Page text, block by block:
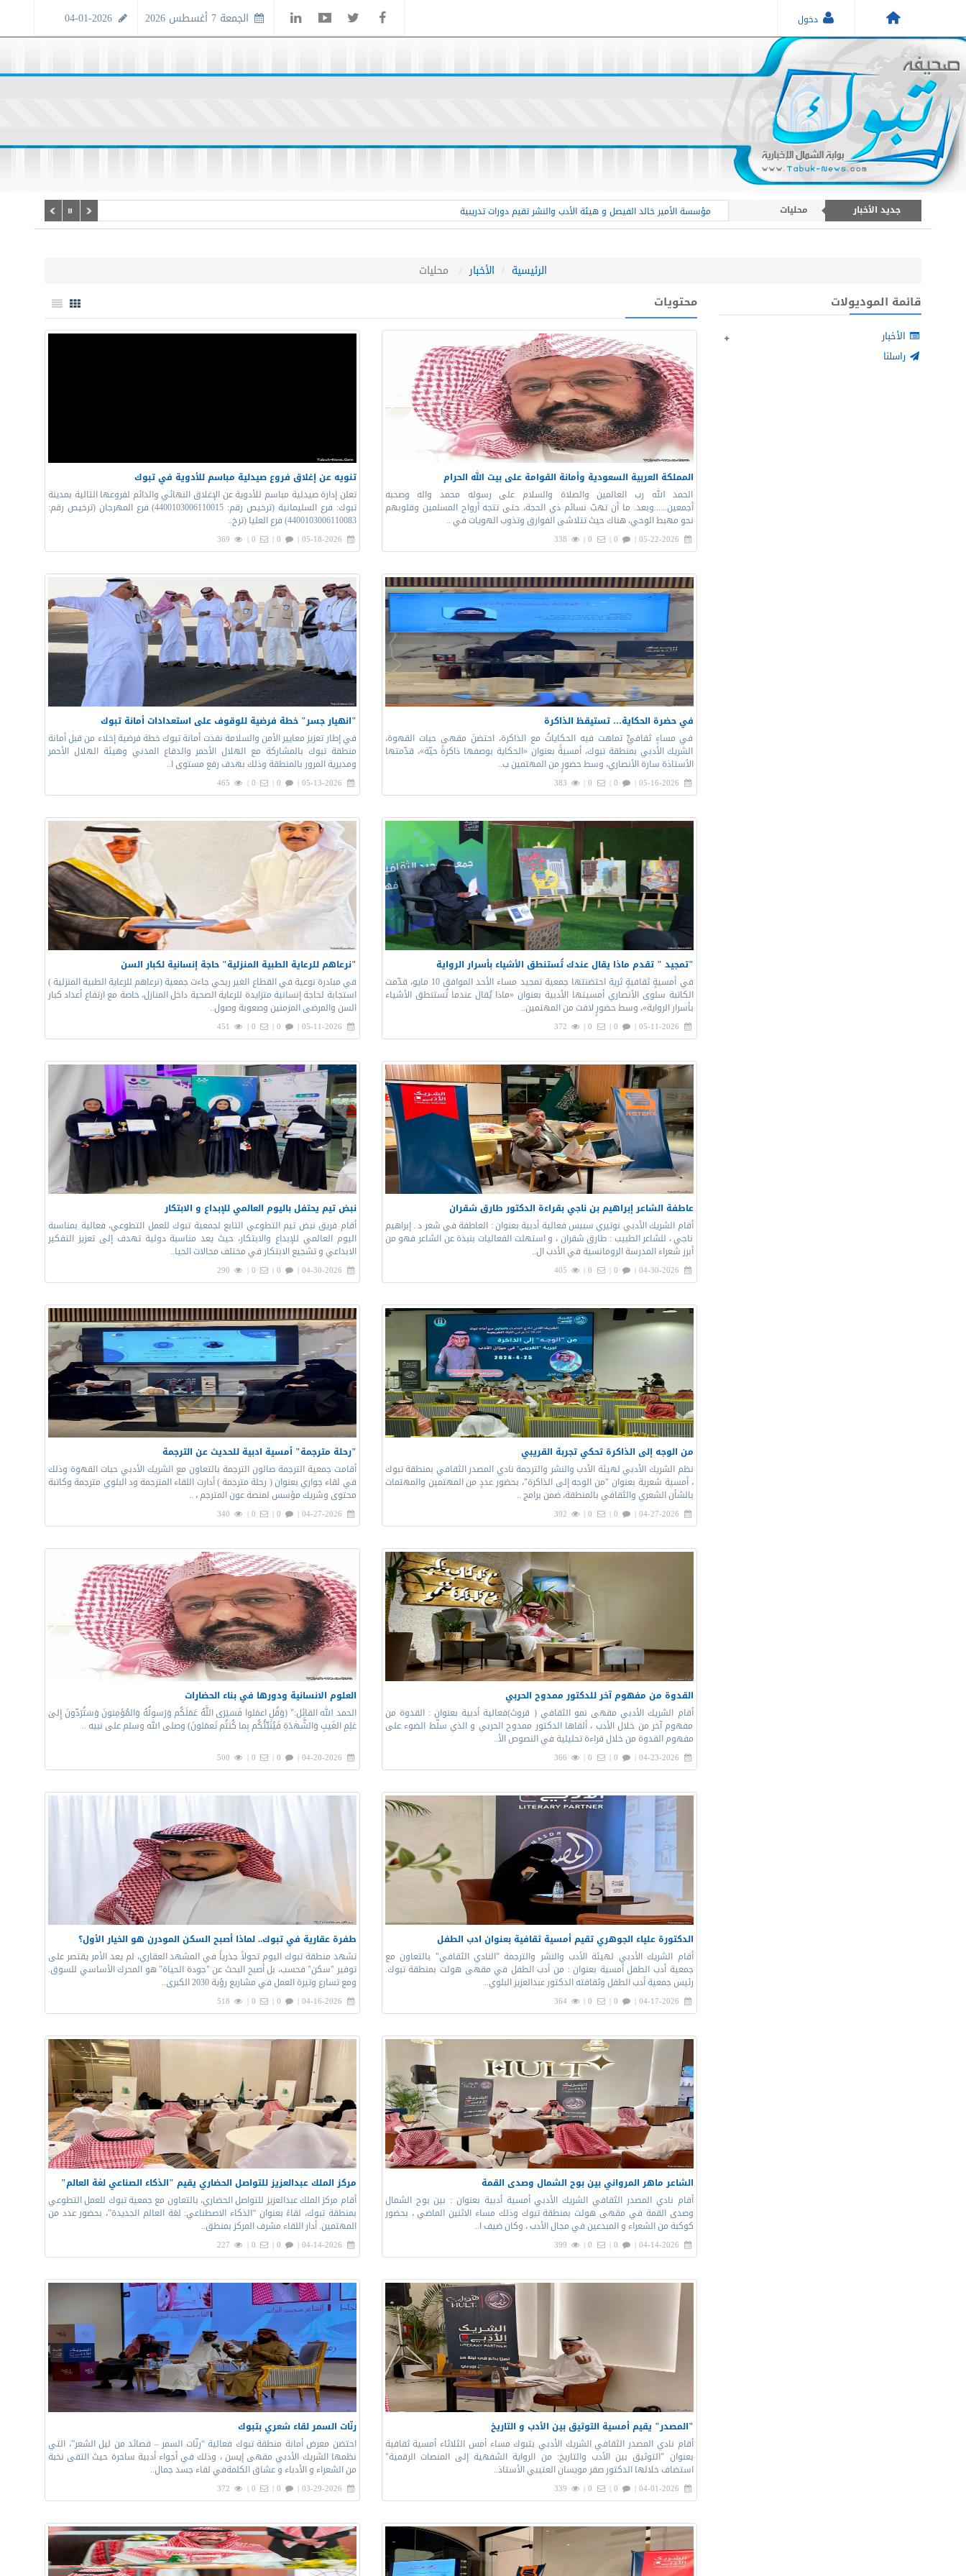
دخول الجمعة 7 أغسطس 2026
جديد الأخبار
أخبار عامة
أخبار منطقة تبوك
محليات
مؤسسة الأمير خالد الفيصل و هيئة الأدب والنشر تقيم دورات تدريبية
الرئيسية الأخبار محليات
قائمة الموديولات
الأخبار
راسلنا
محتويات
المملكة العربية السعودية وأمانة القوامة على بيت الله الحرام
الحمد الله رب العالمين والصلاة والسلام على رسوله محمد واله وصحبه
أجمعين......وبعد. ما أن تهبّ نسائم ذي الحجة، حتى تتجه أرواح المسلمين وقلوبهم
نحو مهبط الوحي، هناك حيث تتلاشى الفوارق وتذوب الهويات في ..
05-22-2026 |
0 |
0 |
338
تنويه عن إغلاق فروع صيدلية مباسم للأدوية في تبوك
تعلن إدارة صيدلية مباسم للأدوية عن الإغلاق النهائي والدائم لفروعها التالية بمدينة
تبوك: فرع السليمانية (ترخيص رقم: 4400103006110015) فرع المهرجان (ترخيص رقم:
4400103006110083) فرع العليا (ترخ..
05-18-2026 |
0 |
0 |
369
في حضرة الحكاية… تستيقظ الذاكرة
في مساءٍ ثقافيٍّ تماهت فيه الحكاياتُ مع الذاكرة، احتضنَ مقهى حبات القهوة،
الشريك الأدبي بمنطقة تبوك، أمسيةً بعنوان «الحكاية بوصفها ذاكرةً حيّة»، قدّمتها
الأستاذة سارة الأنصاري، وسط حضورٍ من المهتمين ب..
05-16-2026 |
0 |
0 |
383
"انهيار جسر" خطة فرضية للوقوف على استعدادات أمانة تبوك
في إطار تعزيز معايير الأمن والسلامة نفذت أمانة تبوك خطة فرضية إخلاء من قبل أمانة
منطقة تبوك بالمشاركة مع الهلال الأحمر والدفاع المدني وهيئة الهلال الأحمر
ومديرية المرور بالمنطقة وذلك بهدف رفع مستوى ا..
05-13-2026 |
0 |
0 |
465
"تمجيد " تقدم ماذا يقال عندك تُستنطق الأشياء بأسرار الرواية
في أمسيةٍ ثقافيةٍ ثرية احتضنتها جمعية تمجيد مساء الأحد الموافق 10 مايو، قدّمت
الكاتبة سلوى الأنصاري أمسيتها الأدبية بعنوان «ماذا يُقال عندما تُستنطق الأشياء
بأسرار الرواية»، وسط حضورٍ لافت من المهتمين..
05-11-2026 |
0 |
0 |
372
"نرعاهم للرعاية الطبية المنزلية" حاجة إنسانية لكبار السن
في مبادرة نوعية في القطاع الغير ربحي جاءت جمعية (نرعاهم للرعاية الطبية المنزلية )
استجابة لحاجة إنسانية متزايدة للرعاية الصحية داخل المنازل، خاصة مع ارتفاع أعداد كبار
السن والمرضى المزمنين وصعوبة وصول..
05-11-2026 |
0 |
0 |
451
عاطفة الشاعر إبراهيم بن ناجي بقراءة الدكتور طارق شقران
أقام الشريك الأدبي نوتيري سبيس فعالية أدبية بعنوان : العاطفة في شعر د . إبراهيم
ناجي ، للشاعر الطبيب : طارق شقران ، و استهلت الفعاليات بنبذة عن الشاعر فهو من
أبرز شعراء المدرسة الرومانسية في الأدب ال..
04-30-2026 |
0 |
0 |
405
نبض تيم يحتفل باليوم العالمي للإبداع و الابتكار
أقام فريق نبض تيم التطوعي التابع لجمعية تبوك للعمل التطوعي، فعالية بمناسبة
اليوم العالمي للإبداع والابتكار، حيث يعد مناسبة دولية تهدف إلى تعزيز التفكير
الابداعي و تشجيع الابتكار في مختلف مجالات الحيا..
04-30-2026 |
0 |
0 |
290
من الوجه إلى الذاكرة تحكي تجربة القريبي
نظم الشريك الأدبي لهيئة الأدب والنشر والترجمة نادي المصدر الثقافي بمنطقة تبوك
، أمسية شعرية بعنوان "من الوجه إلى الذاكرة"، بحضور عددٍ من المهتمين والمهتمات
بالشأن الشعري والثقافي بالمنطقة، ضمن برامج ..
04-27-2026 |
0 |
0 |
392
"رحلة مترجمة" أمسية ادبية للحديث عن الترجمة
أقامت جمعية الترجمة صالون الترجمة بالتعاون مع الشريك الأدبي حبات القهوة وذلك
في لقاء حِواري بعنوان ( رحلة مترجمة ) أدارت اللقاء المترجمة ود البلوي مترجمة وكاتبة
محتوى وشريك مؤسس لمنصة عون المترجم ، ..
04-27-2026 |
0 |
0 |
340
القدوة من مفهوم آخر للدكتور ممدوح الحربي
أقام الشريك الأدبي مقهى نمو الثقافي ( قروث)فعالية أدبية بعنوان : القدوة من
مفهوم آخر من خلال الأدب ، ألقاها الدكتور ممدوح الحربي و الذي سلّط الضوء على
مفهوم القدوة من خلال قراءة تحليلية في النصوص الأ..
04-23-2026 |
0 |
0 |
366
العلوم الانسانية ودورها في بناء الحضارات
الحمد الله القائل:" (وَقُلِ اعمَلوا فَسَيَرَى اللَّهُ عَمَلَكُم وَرَسولُهُ وَالمُؤمِنونَ وَسَتُرَدّونَ إِلىٰ
عٰلِمِ الغَيبِ وَالشَّهٰدَةِ فَيُنَبِّئُكُم بِما كُنتُم تَعمَلونَ) وصلى الله وسلم على نبيه ..
04-20-2026 |
0 |
0 |
500
الدكتورة علياء الجوهري تقيم أمسية ثقافية بعنوان ادب الطفل
أقام الشريك الأدبي لهيئة الأدب والنشر والترجمة "النادي الثقافي" بالتعاون مع
جمعية أدب الطفل أمسية بعنوان : من أدب الطفل في مقهى هولت بمنطقة تبوك.
رئيس جمعية أدب الطفل وثقافته الدكتور عبدالعزيز البلوي..
04-17-2026 |
0 |
0 |
364
طفرة عقارية في تبوك.. لماذا أصبح السكن المودرن هو الخيار الأول؟
تشهد منطقة تبوك اليوم تحولاً جذرياً في المشهد العقاري، لم يعد الأمر يقتصر على
توفير "سكن" فحسب، بل أصبح البحث عن "جودة الحياة" هو المحرك الأساسي للسوق.
ومع تسارع وتيرة العمل في مشاريع رؤية 2030 الكبرى..
04-16-2026 |
0 |
0 |
518
الشاعر ماهر المرواني بين بوح الشمال وصدى القمة
أقام نادي المصدر الثقافي الشريك الأدبي أمسية أدبية بعنوان : بين بوح الشمال
وصدى القمة في مقهى هولت بمنطقة تبوك وذلك مساء الاثنين الماضي ، بحضور
كوكبة من الشعراء و المبدعين في مجال الأدب ، وكان ضيف ا..
04-14-2026 |
0 |
0 |
399
مركز الملك عبدالعزيز للتواصل الحضاري يقيم "الذكاء الصناعي لغة العالم"
أقام مركز الملك عبدالعزيز للتواصل الحضاري، بالتعاون مع جمعية تبوك للعمل التطوعي
بمنطقة تبوك، لقاءً بعنوان “الذكاء الاصطناعي: لغة العالم الجديدة”، بحضور عدد من
المهتمين. أدار اللقاء مشرف المركز بمنطق..
04-14-2026 |
0 |
0 |
227
"المصدر" يقيم أمسية التوثيق بين الأدب و التاريخ
أقام نادي المصدر الثقافي الشريك الأدبي بتبوك مساء أمس الثلاثاء أمسية ثقافية
بعنوان "التوثيق بين الأدب والتاريخ: من الرواية الشفهية إلى المنصات الرقمية"
استضاف خلالها الدكتور صقر مويسان العتيبي الأستاذ..
04-01-2026 |
0 |
0 |
339
رنّات السمر لقاء شعري بتبوك
احتضن معرض أمانة منطقة تبوك فعالية “رنّات السمر – قصائد من ليل الشعر”، التي
نظمها الشريك الأدبي مقهى إيسن ، وذلك في أجواء أدبية ساحرة حيث التقى نخبة
من الشعراء و الأدباء و عشاق الكلمةفي لقاء جسد جمال..
03-29-2026 |
0 |
0 |
372